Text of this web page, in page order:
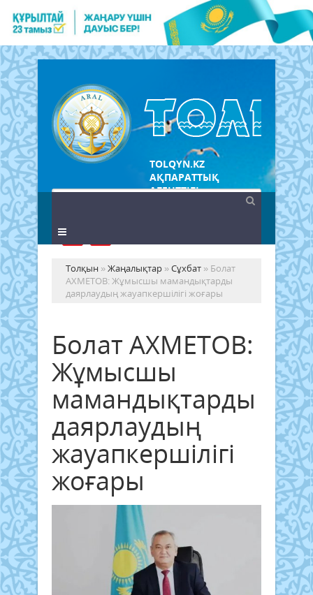
TOLQYN.KZ
АҚПАРАТТЫҚ
АГЕНТТІГІ
Толқын »Жаңалықтар »Сұхбат » Болат
АХМЕТОВ: Жұмысшы мамандықтарды
даярлаудың жауапкершілігі жоғары
Болат АХМЕТОВ:
Жұмысшы
мамандықтарды
даярлаудың
жауапкершілігі
жоғары